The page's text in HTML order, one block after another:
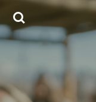
Ga
direct
naar
hoofdinhoud